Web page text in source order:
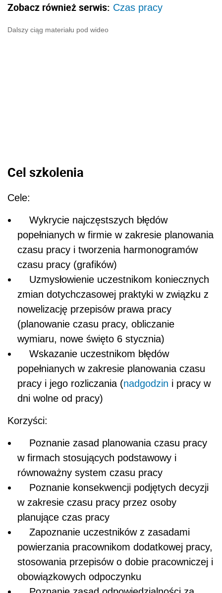
Zobacz również serwis: Czas pracy
Dalszy ciąg materiału pod wideo
Cel szkolenia
Cele:
Wykrycie najczęstszych błędów
popełnianych w firmie w zakresie planowania
czasu pracy i tworzenia harmonogramów
czasu pracy (grafików)
Uzmysłowienie uczestnikom koniecznych
zmian dotychczasowej praktyki w związku z
nowelizację przepisów prawa pracy
(planowanie czasu pracy, obliczanie
wymiaru, nowe święto 6 stycznia)
Wskazanie uczestnikom błędów
popełnianych w zakresie planowania czasu
pracy i jego rozliczania (nadgodzin i pracy w
dni wolne od pracy)
Korzyści:
Poznanie zasad planowania czasu pracy
w firmach stosujących podstawowy i
równoważny system czasu pracy
Poznanie konsekwencji podjętych decyzji
w zakresie czasu pracy przez osoby
planujące czas pracy
Zapoznanie uczestników z zasadami
powierzania pracownikom dodatkowej pracy,
stosowania przepisów o dobie pracowniczej i
obowiązkowych odpoczynku